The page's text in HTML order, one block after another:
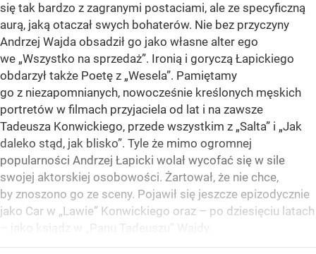
się tak bardzo z zagranymi postaciami, ale ze specyficzną
aurą, jaką otaczał swych bohaterów. Nie bez przyczyny
Andrzej Wajda obsadził go jako własne alter ego
we „Wszystko na sprzedaż”. Ironią i goryczą Łapickiego
obdarzył także Poetę z „Wesela”. Pamiętamy
go z niezapomnianych, nowocześnie kreślonych męskich
portretów w filmach przyjaciela od lat i na zawsze
Tadeusza Konwickiego, przede wszystkim z „Salta” i „Jak
daleko stąd, jak blisko”. Tyle że mimo ogromnej
popularności Andrzej Łapicki wolał wycofać się w sile
swojej aktorskiej osobowości. Żartował, że nie chce,
by znoszono go ze sceny. Pojawił się jeszcze epizodycznie
jako Car w „Lawie” Konwickiego oraz – po dziesięciu latach
– jako ksiądz w „Panu Tadeuszu” Wajdy.